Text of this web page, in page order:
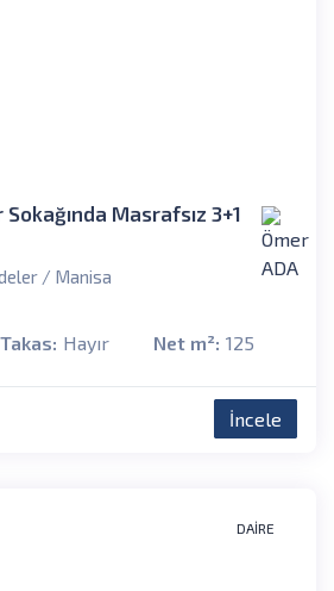
Masrafsız 3+1
/ Manisa
Takas: Hayır Net m²: 125
İncele
DAIRE